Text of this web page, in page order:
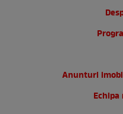
Anunturi